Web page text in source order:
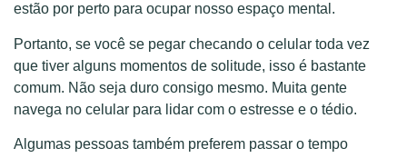
estão por perto para ocupar nosso espaço mental.
Portanto, se você se pegar checando o celular toda vez
que tiver alguns momentos de solitude, isso é bastante
comum. Não seja duro consigo mesmo. Muita gente
navega no celular para lidar com o estresse e o tédio.
Algumas pessoas também preferem passar o tempo